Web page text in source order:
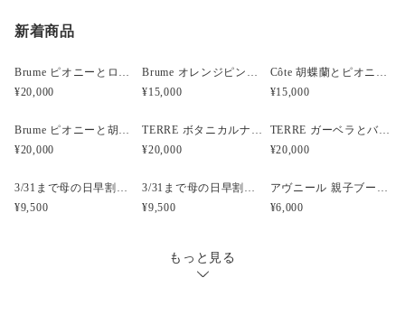
新着商品
Brume ピオニーとローズと胡蝶蘭のウェディングブーケ
¥20,000
Brume オレンジピンクのフープブーケ
¥15,000
Côte 胡蝶蘭とピオニーのキャスケードブーケ｜ピンク×ホワイト
¥15,000
Brume ピオニーと胡蝶蘭のウェディングブーケ
¥20,000
TERRE ボタニカルナチュラルクラッチウェディングブーケ
¥20,000
TERRE ガーベラとバンクシアのナチュラルクラッチブーケ
¥20,000
3/31まで母の日早割・5束限定 ピオニーのアーティフィシャルフラワーブーケ Merci Élégantメルシーエレガン
¥9,500
3/31まで母の日早割・5束限定 ローズのアーティフィシャルフラワーブーケ Bonheur Rosé（ボヌール・ロゼ）
¥9,500
アヴニール 親子ブーケ風ガラスボトル アーティフィシャルフラワー
¥6,000
もっと見る